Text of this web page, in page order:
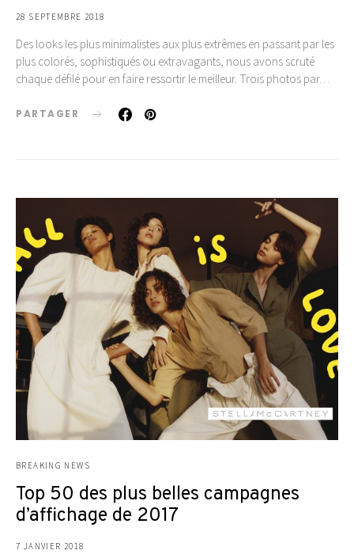
28 SEPTEMBRE 2018
Des looks les plus minimalistes aux plus extrêmes en passant par les
plus colorés, sophistiqués ou extravagants, nous avons scruté
chaque défilé pour en faire ressortir le meilleur. Trois photos par…
PARTAGER
BREAKING NEWS
Top 50 des plus belles campagnes
d’affichage de 2017
7 JANVIER 2018